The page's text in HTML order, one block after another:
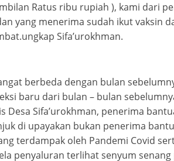
Ratus ribu rupiah ), kami dari
yang menerima sudah ikut vaksin
Sifa’urokhman.
berbeda dengan bulan
baru dari bulan – bulan
Desa Sifa’urokhman, penerima
di upayakan bukan penerima
terdampak oleh Pandemi Covid
penyaluran terlihat senyum